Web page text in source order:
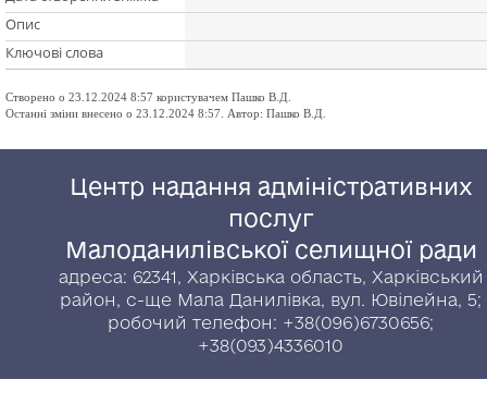
Опис
Ключові слова
Створено о 23.12.2024 8:57 користувачем Пашко В.Д.
Останні зміни внесено о 23.12.2024 8:57. Автор: Пашко В.Д.
Центр надання адміністративних
послуг
Малоданилівської селищної ради
адреса: 62341, Харківська область, Харківський
район, с-ще Мала Данилівка, вул. Ювілейна, 5;
робочий телефон: +38(096)6730656;
+38(093)4336010